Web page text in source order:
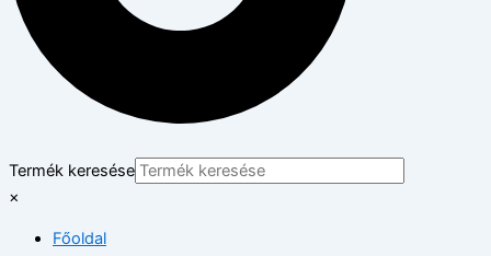
Termék keresése
×
Főoldal